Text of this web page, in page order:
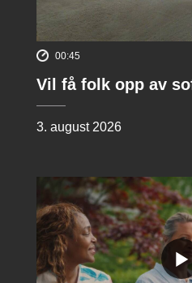
00:45
Vil få folk opp av
3. august 2026